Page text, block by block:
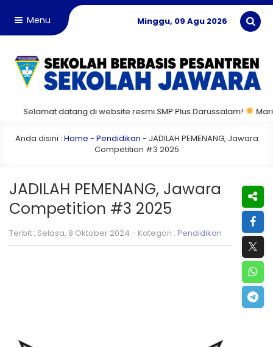
Menu Minggu, 09 Agu 2026
datang di website resmi SMP Plus Darussalam! Mari
Anda disini : Home - Pendidikan - JADILAH PEMENANG, Jawara
Competition #3 2025
JADILAH PEMENANG, Jawara
Competition #3 2025
Terbit : Selasa, 8 Oktober 2024 - Kategori : Pendidikan